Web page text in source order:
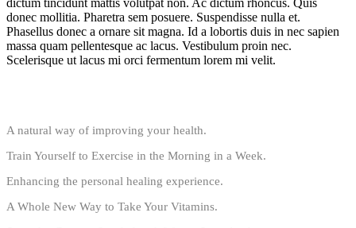
dictum tincidunt mattis volutpat non. Ac dictum rhoncus. Quis
donec mollitia. Pharetra sem posuere. Suspendisse nulla et.
Phasellus donec a ornare sit magna. Id a lobortis duis in nec sapien
massa quam pellentesque ac lacus. Vestibulum proin nec.
Scelerisque ut lacus mi orci fermentum lorem mi velit.
A natural way of improving your health.
Train Yourself to Exercise in the Morning in a Week.
Enhancing the personal healing experience.
A Whole New Way to Take Your Vitamins.